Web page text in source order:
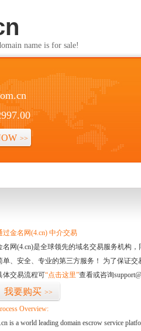
name is for sale!
>>
过金名网(4.cn) 中介交易
名网(4.cn)是全球领先的域名交易服务机构
单、安全、专业的第三方服务！ 为了保证
体交易流程可“点击这里”查看或咨询
我要购买 >>
Overview:
is a world leading domain escrow service